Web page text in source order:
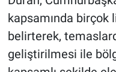
kapsamında birçok
belirterek,
geliştirilmesi ile